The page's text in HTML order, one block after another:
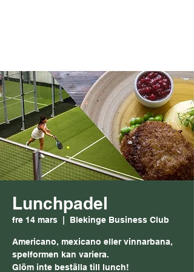
Lunchpadel
fre 14 mars Blekinge Business Club
Americano, mexicano eller vinnarbana,
spelformen kan variera.
Glöm inte beställa till lunch!